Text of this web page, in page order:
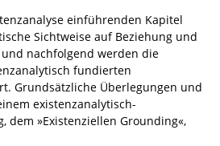
einführenden Kapitel
Sichtweise auf Beziehung und
nachfolgend werden die
fundierten
Grundsätzliche Überlegungen und
existenzanalytisch-
dem »Existenziellen Grounding«,